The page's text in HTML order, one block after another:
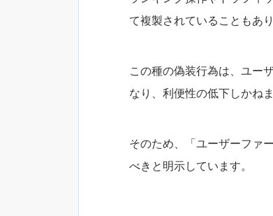
て複製されていることもあり
この種の偽装行為は、ユー
なり、利便性の低下しかねま
そのため、「ユーザーファ
べきと明示しています。